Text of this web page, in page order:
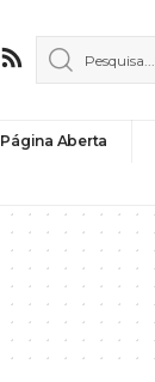
Página Aberta